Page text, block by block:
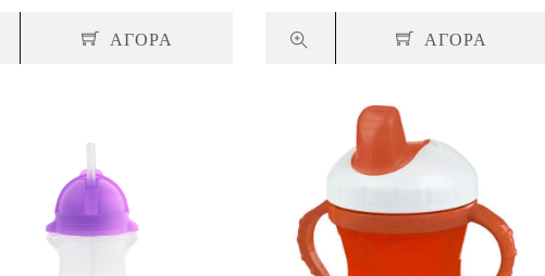
ΑΓΟΡΑ ΑΓΟΡΑ